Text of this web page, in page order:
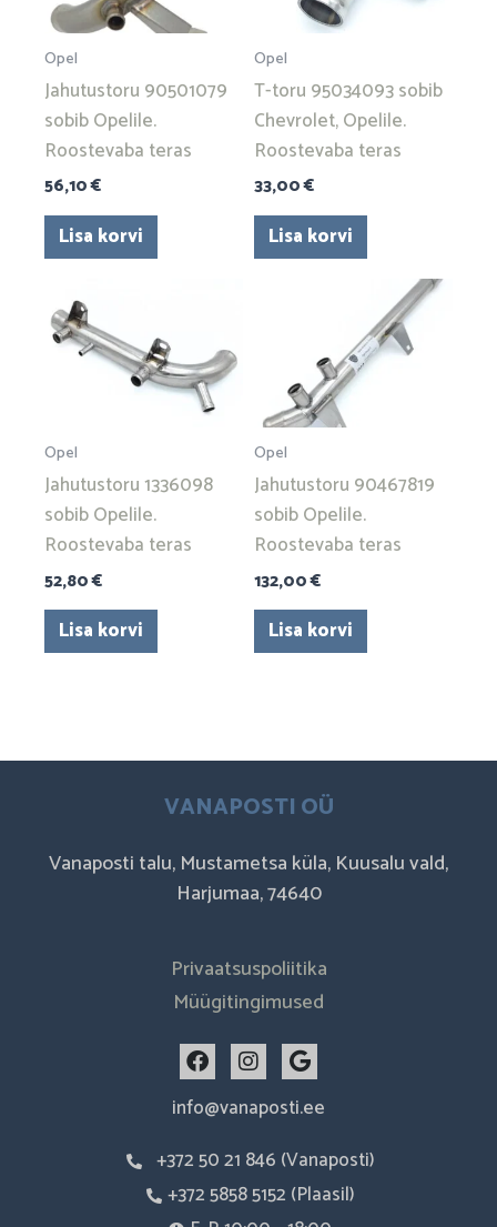
Opel
Jahutustoru 90501079
sobib Opelile.
Roostevaba teras
56,10€
Lisa korvi
Opel
T-toru 95034093 sobib
Chevrolet, Opelile.
Roostevaba teras
33,00€
Lisa korvi
Opel
Jahutustoru 1336098
sobib Opelile.
Roostevaba teras
52,80€
Lisa korvi
Opel
Jahutustoru 90467819
sobib Opelile.
Roostevaba teras
132,00€
Lisa korvi
VANAPOSTI OÜ
Vanaposti talu, Mustametsa küla, Kuusalu vald,
Harjumaa, 74640
Privaatsuspoliitika
Müügitingimused
F
a
c
e
o
o
k
I
n
s
t
g
r
a
G
o
o
g
e
info@vanaposti.ee
+372 50 21 846 (Vanaposti)
+372 5858 5152 (Plaasil)